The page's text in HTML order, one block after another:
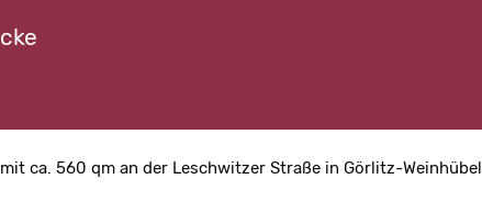
ca. 560 qm an der Leschwitzer Straße in Görlitz-Weinhübel